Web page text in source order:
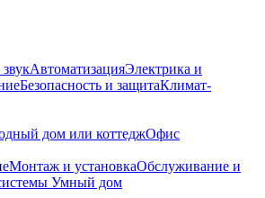
АвтоматизацияЭлектрика и
Безопасность и защитаКлимат-
дом или коттеджОфис
Монтаж и установкаОбслуживание и
Умный дом